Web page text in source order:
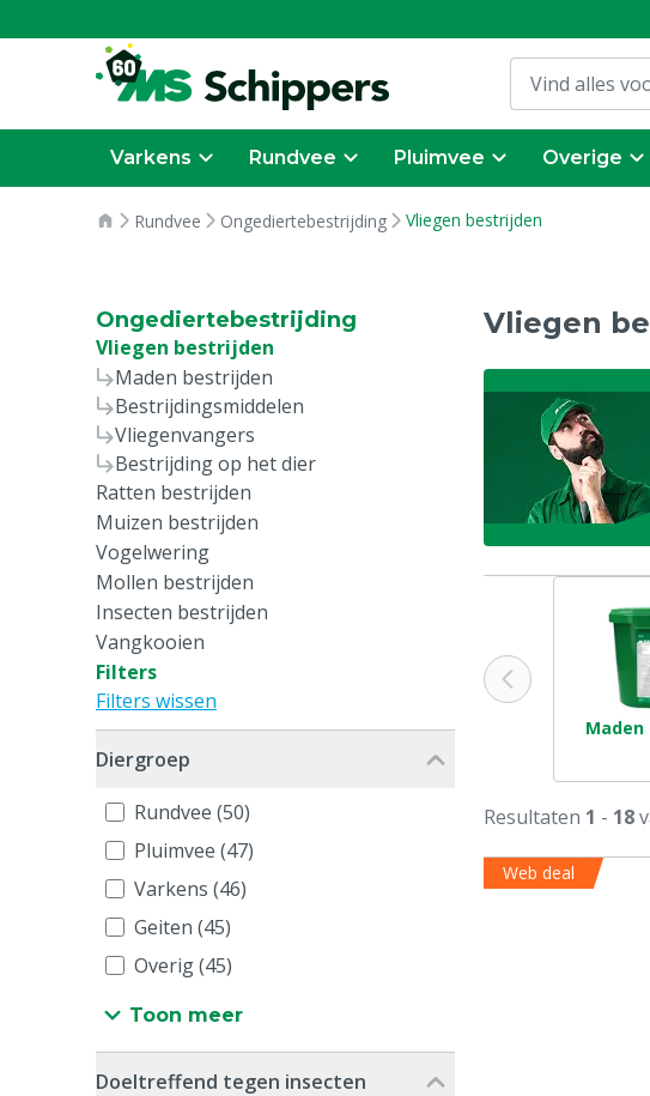
Varkens Rundvee Pluimvee Overige
Rundvee Ongediertebestrijding Vliegen bestrijden
Ongediertebestrijding
Vliegen bestrijden
Maden bestrijden
Bestrijdingsmiddelen
Vliegenvangers
Bestrijding op het dier
Ratten bestrijden
Muizen bestrijden
Vogelwering
Mollen bestrijden
Insecten bestrijden
Vangkooien
Filters
Filters wissen
Diergroep
Rundvee (50)
Pluimvee (47)
Varkens (46)
Geiten (45)
Overig (45)
Toon meer
Doeltreffend tegen insecten
Vliegen
Resultaten 1 - 18
Web deal